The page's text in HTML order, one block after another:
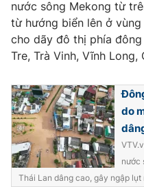
® Cấm sao chép dưới mọi
thuận bằng văn bản. Ghi rõ
thông tin từ website này.
nước sông Mekong từ
từ hướng biển lên ở
cho dãy đô thị phía
Tre, Trà Vinh, Vĩnh Long,
do
nước
Thái Lan dâng cao, gây ngập lụt